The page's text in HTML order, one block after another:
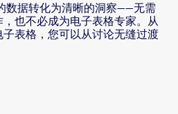
数据转化为清晰的洞察——无需
也不必成为电子表格专家。从
表格，您可以从讨论无缝过渡